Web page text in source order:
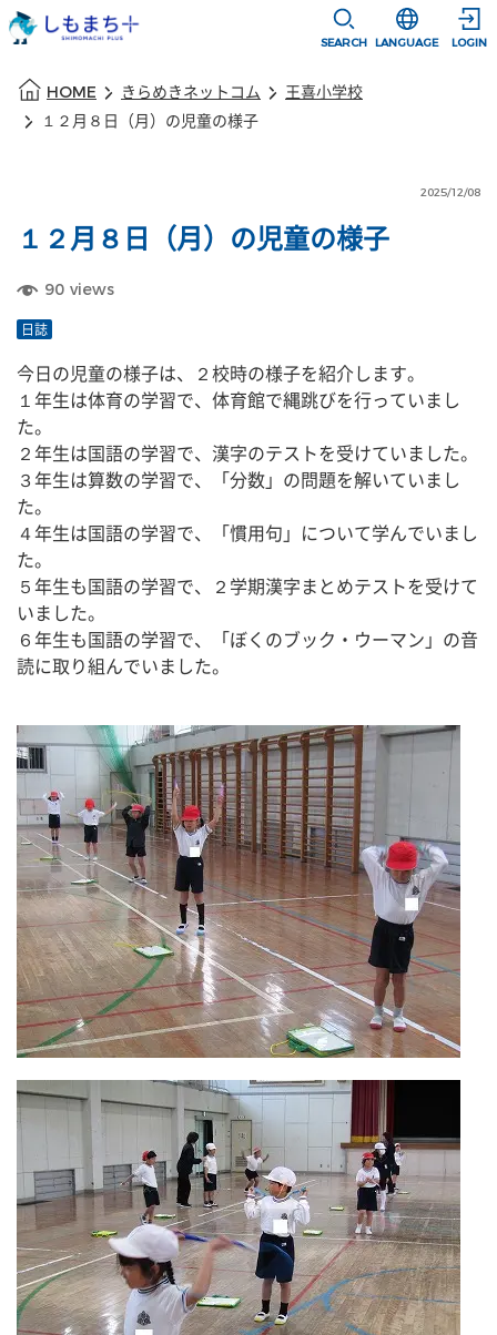
SEARCH
選択すると言
LANGUAGE LOGIN
HOME きらめきネットコム
王喜小学校
１２月８日（月）の児童の様子
2025/12/08
１２月８日（月）の児童の様子
90 views
日誌
今日の児童の様子は、２校時の様子を紹介します。
１年生は体育の学習で、体育館で縄跳びを行っていまし
た。
２年生は国語の学習で、漢字のテストを受けていました。
３年生は算数の学習で、「分数」の問題を解いていまし
た。
４年生は国語の学習で、「慣用句」について学んでいまし
た。
５年生も国語の学習で、２学期漢字まとめテストを受けて
いました。
６年生も国語の学習で、「ぼくのブック・ウーマン」の音
読に取り組んでいました。